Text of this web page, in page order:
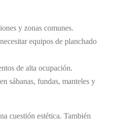
y zonas comunes.
equipos de planchado
de alta ocupación.
en sábanas, fundas, manteles y
cuestión estética. También